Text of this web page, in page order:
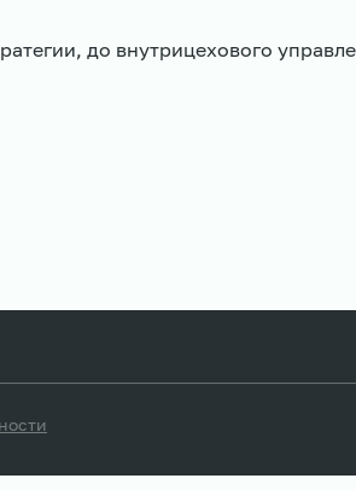
до внутрицехового